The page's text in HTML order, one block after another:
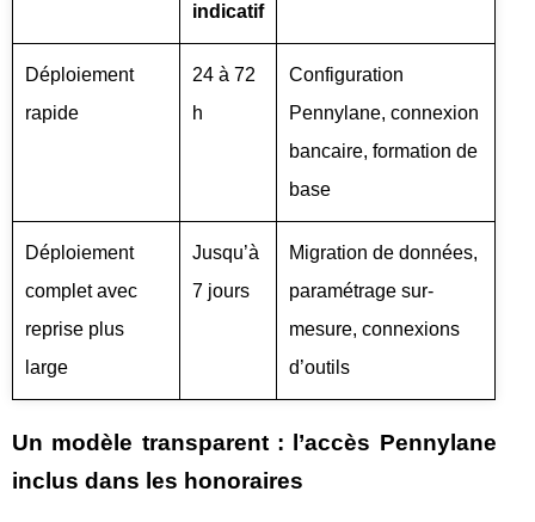
indicatif
Déploiement
rapide
24 à 72
h
Configuration
Pennylane, connexion
bancaire, formation de
base
Déploiement
complet avec
reprise plus
large
Jusqu’à
7 jours
Migration de données,
paramétrage sur-
mesure, connexions
d’outils
Un modèle transparent : l’accès Pennylane
inclus dans les honoraires